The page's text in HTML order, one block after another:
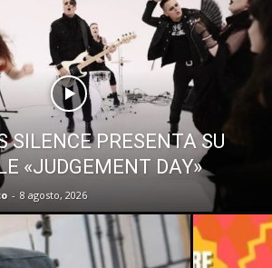
SILENCE PRESENTA SU
«JUDGEMENT DAY»
- 8 agosto, 2026